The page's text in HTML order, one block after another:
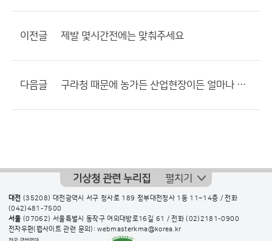
이전글 제발 몇시간전에는 맞춰주세요
다음글 구라청 때문에 농가든 산업현장이든 얼마나 피해봐야함?
기상청 관련 누리집 펼치기
대전 (35208) 대전광역시 서구 청사로 189 정부대전청사 1동 11~14층 / 전화
(042)481-7500
서울 (07062) 서울특별시 동작구 여의대방로16길 61 / 전화(02)2181-0900
전자우편(웹사이트 관련 문의): webmasterkma@korea.kr